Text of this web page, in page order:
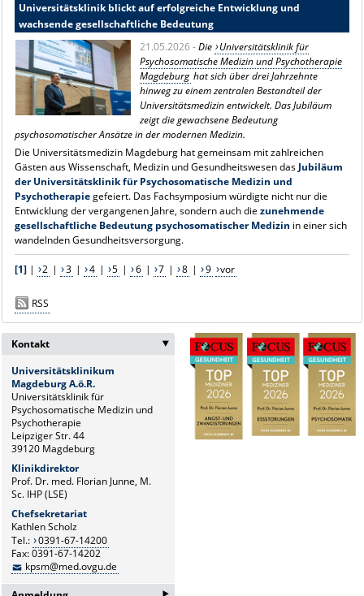
Universitätsklinik blickt auf erfolgreiche Entwicklung und
wachsende gesellschaftliche Bedeutung
21.05.2026 -Die Universitätsklinik für
Psychosomatische Medizin und Psychotherapie
Magdeburg hat sich über drei Jahrzehnte
hinweg zu einem zentralen Bestandteil der
Universitätsmedizin entwickelt. Das Jubiläum
zeigt die gewachsene Bedeutung
psychosomatischer Ansätze in der modernen Medizin.
Die Universitätsmedizin Magdeburg hat gemeinsam mit zahlreichen
Gästen aus Wissenschaft, Medizin und Gesundheitswesen das Jubiläum
der Universitätsklinik für Psychosomatische Medizin und
Psychotherapiegefeiert. Das Fachsymposium würdigte nicht nur die
Entwicklung der vergangenen Jahre, sondern auch die zunehmende
gesellschaftliche Bedeutung psychosomatischer Medizin in einer sich
wandelnden Gesundheitsversorgung.
[1]| 2 | 3 | 4 | 5 | 6 | 7 | 8 | 9 vor
RSS
Kontakt ‣
Universitätsklinikum
Magdeburg A.ö.R.
Universitätsklinik für
Psychosomatische Medizin und
Psychotherapie
Leipziger Str. 44
39120 Magdeburg
Klinikdirektor
Prof. Dr. med. Florian Junne, M.
Sc. IHP (LSE)
Chefsekretariat
Kathlen Scholz
Tel.: 0391-67-14200
Fax: 0391-67-14202
kpsm@med.ovgu.de